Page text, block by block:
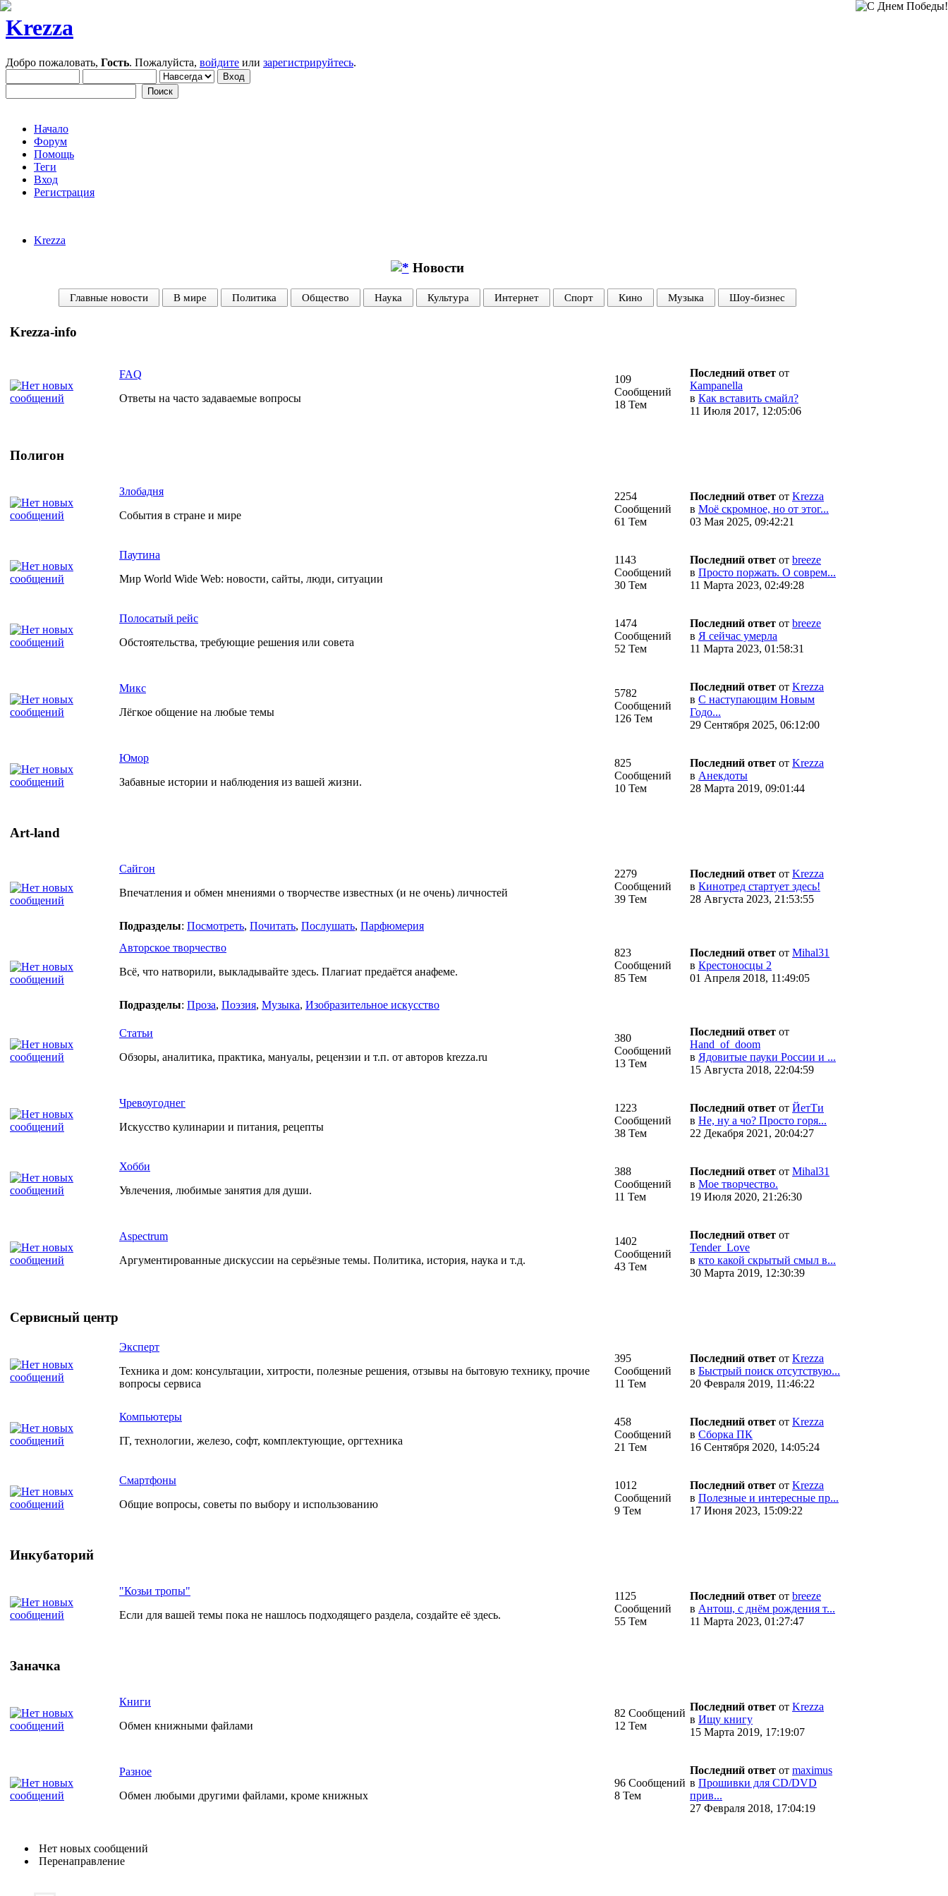
Krezza
Добро пожаловать, Гость. Пожалуйста, войдите или зарегистрируйтесь.
Начало
Форум
Помощь
Теги
Вход
Регистрация
Krezza
Новости
Главные новости В мире Политика Общество Наука Культура Интернет Спорт Кино Музыка Шоу-бизнес
Krezza-info
FAQ
Ответы на часто задаваемые вопросы
109
Сообщений
18 Тем
Последний ответ от
Кampanella
в Как вставить смайл?
11 Июля 2017, 12:05:06
Полигон
Злобадня
События в стране и мире
2254
Сообщений
61 Тем
Последний ответ от Krezza
в Моё скромное, но от этог...
03 Мая 2025, 09:42:21
Паутина
Мир World Wide Web: новости, сайты, люди, ситуации
1143
Сообщений
30 Тем
Последний ответ от breeze
в Просто поржать. О соврем...
11 Марта 2023, 02:49:28
Полосатый рейс
Обстоятельства, требующие решения или совета
1474
Сообщений
52 Тем
Последний ответ от breeze
в Я сейчас умерла
11 Марта 2023, 01:58:31
Микс
Лёгкое общение на любые темы
5782
Сообщений
126 Тем
Последний ответ от Krezza
в С наступающим Новым
Годо...
29 Сентября 2025, 06:12:00
Юмор
Забавные истории и наблюдения из вашей жизни.
825
Сообщений
10 Тем
Последний ответ от Krezza
в Анекдоты
28 Марта 2019, 09:01:44
Art-land
Сайгон
Впечатления и обмен мнениями о творчестве известных (и не очень) личностей
2279
Сообщений
39 Тем
Последний ответ от Krezza
в Кинотред стартует здесь!
28 Августа 2023, 21:53:55
Подразделы: Посмотреть, Почитать, Послушать, Парфюмерия
Авторское творчество
Всё, что натворили, выкладывайте здесь. Плагиат предаётся анафеме.
823
Сообщений
85 Тем
Последний ответ от Mihal31
в Крестоносцы 2
01 Апреля 2018, 11:49:05
Подразделы: Проза, Поэзия, Музыка, Изобразительное искусство
Статьи
Обзоры, аналитика, практика, мануалы, рецензии и т.п. от авторов krezza.ru
380
Сообщений
13 Тем
Последний ответ от
Hand_of_doom
в Ядовитые пауки России и ...
15 Августа 2018, 22:04:59
Чревоугоднег
Искусство кулинарии и питания, рецепты
1223
Сообщений
38 Тем
Последний ответ от ЙетТи
в Не, ну а чо? Просто горя...
22 Декабря 2021, 20:04:27
Хобби
Увлечения, любимые занятия для души.
388
Сообщений
11 Тем
Последний ответ от Mihal31
в Мое творчество.
19 Июля 2020, 21:26:30
Aspectrum
Аргументированные дискуссии на серьёзные темы. Политика, история, наука и т.д.
1402
Сообщений
43 Тем
Последний ответ от
Tender_Love
в кто какой скрытый смыл в...
30 Марта 2019, 12:30:39
Сервисный центр
Эксперт
Техника и дом: консультации, хитрости, полезные решения, отзывы на бытовую технику, прочие
вопросы сервиса
395
Сообщений
11 Тем
Последний ответ от Krezza
в Быстрый поиск отсутствую...
20 Февраля 2019, 11:46:22
Компьютеры
IT, технологии, железо, софт, комплектующие, оргтехника
458
Сообщений
21 Тем
Последний ответ от Krezza
в Сборка ПК
16 Сентября 2020, 14:05:24
Смартфоны
Общие вопросы, советы по выбору и использованию
1012
Сообщений
9 Тем
Последний ответ от Krezza
в Полезные и интересные пр...
17 Июня 2023, 15:09:22
Инкубаторий
"Козьи тропы"
Если для вашей темы пока не нашлось подходящего раздела, создайте её здесь.
1125
Сообщений
55 Тем
Последний ответ от breeze
в Антош, с днём рождения т...
11 Марта 2023, 01:27:47
Заначка
Книги
Обмен книжными файлами
82 Сообщений
12 Тем
Последний ответ от Krezza
в Ищу книгу
15 Марта 2019, 17:19:07
Разное
Обмен любыми другими файлами, кроме книжных
96 Сообщений
8 Тем
Последний ответ от maximus
в Прошивки для CD/DVD
прив...
27 Февраля 2018, 17:04:19
Нет новых сообщений
Перенаправление